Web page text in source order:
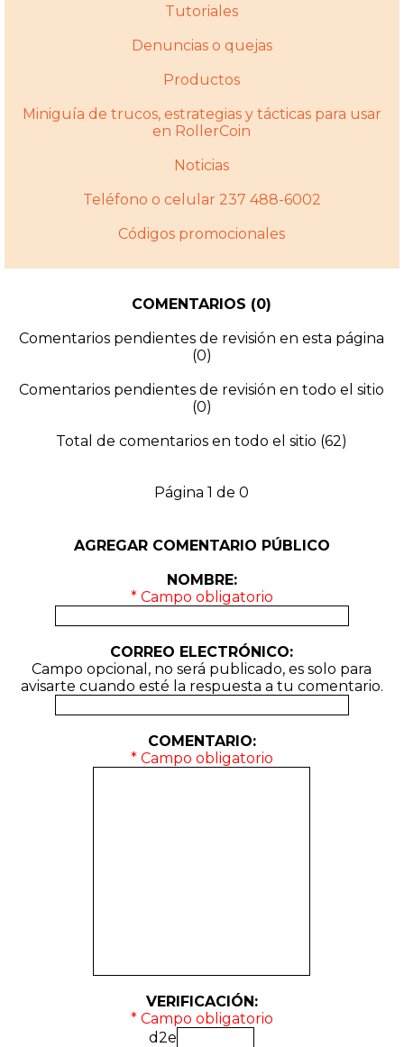
Tutoriales
Denuncias o quejas
Productos
Miniguí­a de trucos, estrategias y tácticas para usar
en RollerCoin
Noticias
Teléfono o celular 237 488-6002
Códigos promocionales
COMENTARIOS (0)
Comentarios pendientes de revisión en esta página
(0)
Comentarios pendientes de revisión en todo el sitio
(0)
Total de comentarios en todo el sitio (62)
Página 1 de 0
AGREGAR COMENTARIO PÚBLICO
NOMBRE:
* Campo obligatorio
CORREO ELECTRÓNICO:
Campo opcional, no será publicado, es solo para
avisarte cuando esté la respuesta a tu comentario.
COMENTARIO:
* Campo obligatorio
VERIFICACIÓN:
* Campo obligatorio
d2e